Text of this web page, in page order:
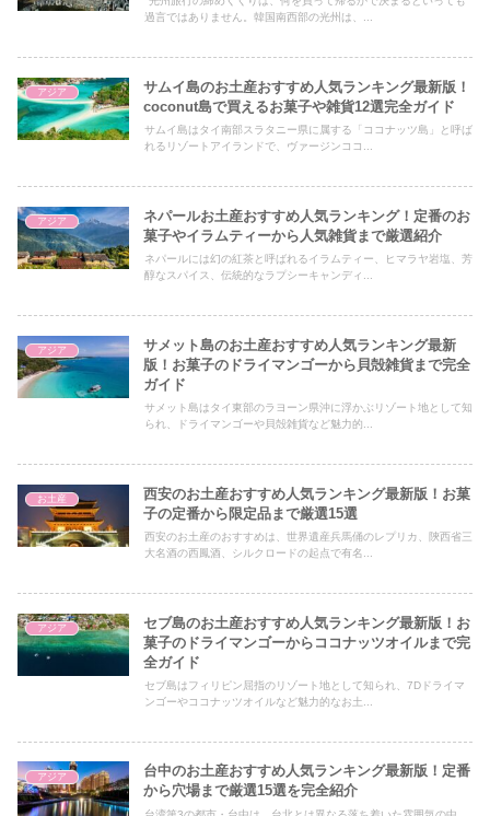
過言ではありません。韓国南西部の光州は、...
アジア
サムイ島のお土産おすすめ人気ランキング最新版！
coconut島で買えるお菓子や雑貨12選完全ガイド
サムイ島はタイ南部スラタニー県に属する「ココナッツ島」と呼ば
れるリゾートアイランドで、ヴァージンココ...
アジア
ネパールお土産おすすめ人気ランキング！定番のお
菓子やイラムティーから人気雑貨まで厳選紹介
ネパールには幻の紅茶と呼ばれるイラムティー、ヒマラヤ岩塩、芳
醇なスパイス、伝統的なラプシーキャンディ...
アジア
サメット島のお土産おすすめ人気ランキング最新
版！お菓子のドライマンゴーから貝殻雑貨まで完全
ガイド
サメット島はタイ東部のラヨーン県沖に浮かぶリゾート地として知
られ、ドライマンゴーや貝殻雑貨など魅力的...
お土産
西安のお土産おすすめ人気ランキング最新版！お菓
子の定番から限定品まで厳選15選
西安のお土産のおすすめは、世界遺産兵馬俑のレプリカ、陝西省三
大名酒の西鳳酒、シルクロードの起点で有名...
アジア
セブ島のお土産おすすめ人気ランキング最新版！お
菓子のドライマンゴーからココナッツオイルまで完
全ガイド
セブ島はフィリピン屈指のリゾート地として知られ、7Dドライマ
ンゴーやココナッツオイルなど魅力的なお土...
アジア
台中のお土産おすすめ人気ランキング最新版！定番
から穴場まで厳選15選を完全紹介